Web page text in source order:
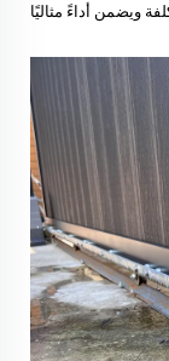
ويضمن أداءً مثاليًا